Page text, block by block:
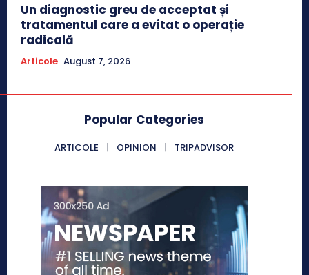
Un diagnostic greu de acceptat și
tratamentul care a evitat o operație
radicală
Articole August 7, 2026
Popular Categories
ARTICOLE OPINION TRIPADVISOR